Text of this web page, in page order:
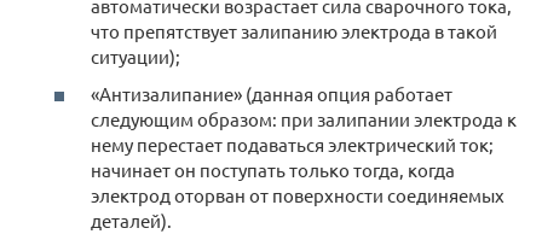
автоматически возрастает сила сварочного тока,
что препятствует залипанию электрода в такой
ситуации);
«Антизалипание» (данная опция работает
следующим образом: при залипании электрода к
нему перестает подаваться электрический ток;
начинает он поступать только тогда, когда
электрод оторван от поверхности соединяемых
деталей).